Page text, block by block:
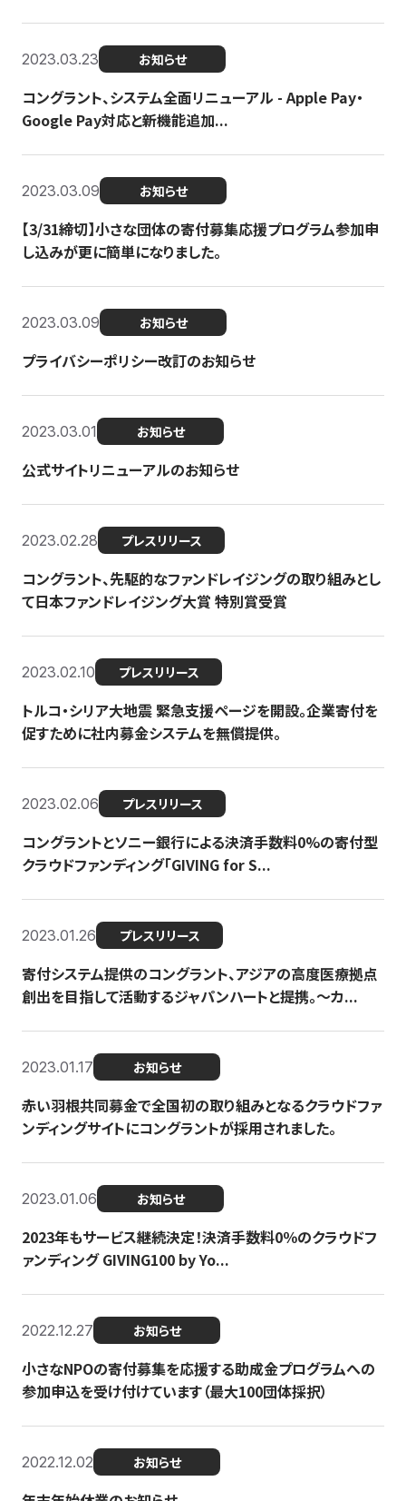
2023.03.23 お知らせ
コングラント、システム全面リニューアル - Apple Pay・
Google Pay対応と新機能追加...
2023.03.09 お知らせ
【3/31締切】小さな団体の寄付募集応援プログラム参加申
し込みが更に簡単になりました。
2023.03.09 お知らせ
プライバシーポリシー改訂のお知らせ
2023.03.01 お知らせ
公式サイトリニューアルのお知らせ
2023.02.28 プレスリリース
コングラント、先駆的なファンドレイジングの取り組みとし
て日本ファンドレイジング大賞 特別賞受賞
2023.02.10 プレスリリース
トルコ・シリア大地震 緊急支援ページを開設。企業寄付を
促すために社内募金システムを無償提供。
2023.02.06 プレスリリース
コングラントとソニー銀行による決済手数料0%の寄付型
クラウドファンディング「GIVING for S...
2023.01.26 プレスリリース
寄付システム提供のコングラント、アジアの高度医療拠点
創出を目指して活動するジャパンハートと提携。〜カ...
2023.01.17 お知らせ
赤い羽根共同募金で全国初の取り組みとなるクラウドファ
ンディングサイトにコングラントが採用されました。
2023.01.06 お知らせ
2023年もサービス継続決定！決済手数料0％のクラウドフ
ァンディング GIVING100 by Yo...
2022.12.27 お知らせ
小さなNPOの寄付募集を応援する助成金プログラムへの
参加申込を受け付けています（最大100団体採択）
2022.12.02 お知らせ